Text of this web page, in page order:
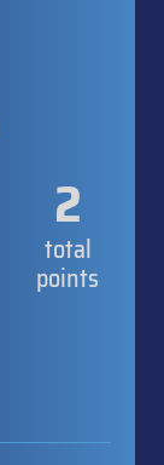
2
total
points